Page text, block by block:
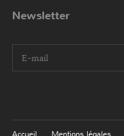
Newsletter
I agree terms and
Accueil Mentions légales